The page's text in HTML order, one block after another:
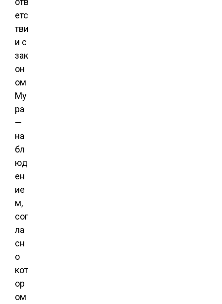
етс
тви
и с
зак
он
ом
Му
ра
—
на
бл
юд
ен
ие
м,
сог
ла
сн
о
кот
ор
ом